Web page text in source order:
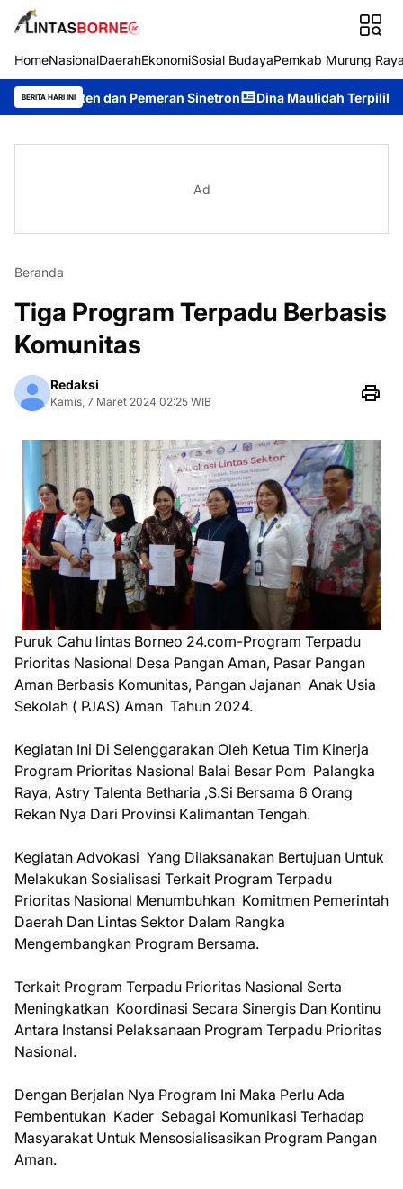
HomeNasionalDaerahEkonomiSosial BudayaPemkab Murung
BERITA HARI INI
dan Pemeran Sinetron Dina Maulidah Terpilih Aklamasi
Ad
Beranda
Tiga Program Terpadu Berbasis
Komunitas
Redaksi
Kamis, 7 Maret 2024 02:25 WIB
Puruk Cahu lintas Borneo 24.com-Program Terpadu
Prioritas Nasional Desa Pangan Aman, Pasar Pangan
Aman Berbasis Komunitas, Pangan Jajanan Anak Usia
Sekolah ( PJAS) Aman Tahun 2024.
Kegiatan Ini Di Selenggarakan Oleh Ketua Tim Kinerja
Program Prioritas Nasional Balai Besar Pom Palangka
Raya, Astry Talenta Betharia ,S.Si Bersama 6 Orang
Rekan Nya Dari Provinsi Kalimantan Tengah.
Kegiatan Advokasi Yang Dilaksanakan Bertujuan Untuk
Melakukan Sosialisasi Terkait Program Terpadu
Prioritas Nasional Menumbuhkan Komitmen Pemerintah
Daerah Dan Lintas Sektor Dalam Rangka
Mengembangkan Program Bersama.
Terkait Program Terpadu Prioritas Nasional Serta
Meningkatkan Koordinasi Secara Sinergis Dan Kontinu
Antara Instansi Pelaksanaan Program Terpadu Prioritas
Nasional.
Dengan Berjalan Nya Program Ini Maka Perlu Ada
Pembentukan Kader Sebagai Komunikasi Terhadap
Masyarakat Untuk Mensosialisasikan Program Pangan
Aman.